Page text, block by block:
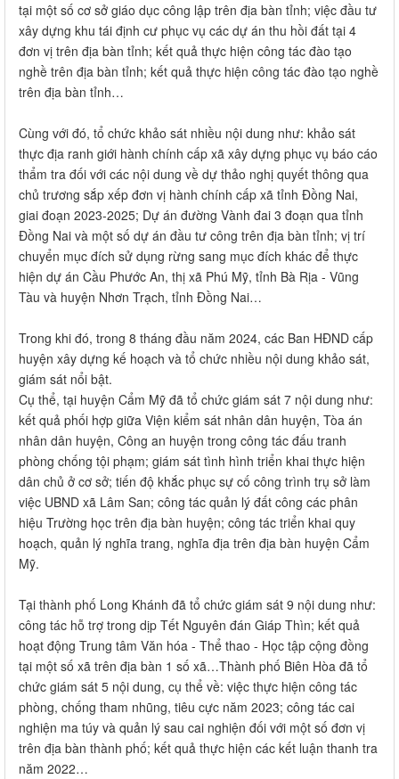
tại một số cơ sở giáo dục công lập trên địa bàn tỉnh; việc đầu tư
xây dựng khu tái định cư phục vụ các dự án thu hồi đất tại 4
đơn vị trên địa bàn tỉnh; kết quả thực hiện công tác đào tạo
nghề trên địa bàn tỉnh; kết quả thực hiện công tác đào tạo nghề
trên địa bàn tỉnh…
Cùng với đó, tổ chức khảo sát nhiều nội dung như: khảo sát
thực địa ranh giới hành chính cấp xã xây dựng phục vụ báo cáo
thẩm tra đối với các nội dung về dự thảo nghị quyết thông qua
chủ trương sắp xếp đơn vị hành chính cấp xã tỉnh Đồng Nai,
giai đoạn 2023-2025; Dự án đường Vành đai 3 đoạn qua tỉnh
Đồng Nai và một số dự án đầu tư công trên địa bàn tỉnh; vị trí
chuyển mục đích sử dụng rừng sang mục đích khác để thực
hiện dự án Cầu Phước An, thị xã Phú Mỹ, tỉnh Bà Rịa - Vũng
Tàu và huyện Nhơn Trạch, tỉnh Đồng Nai…
Trong khi đó, trong 8 tháng đầu năm 2024, các Ban HĐND cấp
huyện xây dựng kế hoạch và tổ chức nhiều nội dung khảo sát,
giám sát nổi bật.
Cụ thể, tại huyện Cẩm Mỹ đã tổ chức giám sát 7 nội dung như:
kết quả phối hợp giữa Viện kiểm sát nhân dân huyện, Tòa án
nhân dân huyện, Công an huyện trong công tác đấu tranh
phòng chống tội phạm; giám sát tình hình triển khai thực hiện
dân chủ ở cơ sở; tiến độ khắc phục sự cố công trình trụ sở làm
việc UBND xã Lâm San; công tác quản lý đất công các phân
hiệu Trường học trên địa bàn huyện; công tác triển khai quy
hoạch, quản lý nghĩa trang, nghĩa địa trên địa bàn huyện Cẩm
Mỹ.
Tại thành phố Long Khánh đã tổ chức giám sát 9 nội dung như:
công tác hỗ trợ trong dịp Tết Nguyên đán Giáp Thìn; kết quả
hoạt động Trung tâm Văn hóa - Thể thao - Học tập cộng đồng
tại một số xã trên địa bàn 1 số xã…Thành phố Biên Hòa đã tổ
chức giám sát 5 nội dung, cụ thể về: việc thực hiện công tác
phòng, chống tham nhũng, tiêu cực năm 2023; công tác cai
nghiện ma túy và quản lý sau cai nghiện đối với một số đơn vị
trên địa bàn thành phố; kết quả thực hiện các kết luận thanh tra
năm 2022…